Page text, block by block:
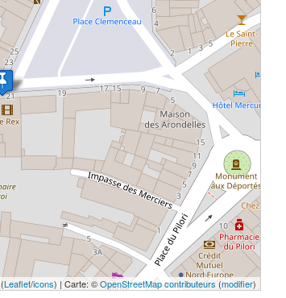
(Leaflet/icons) | Carte: ©OpenStreetMap contributeurs (modifier)